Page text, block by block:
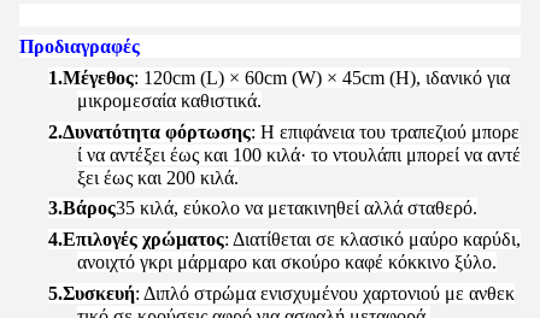
Προδιαγραφές
1.Μέγεθος: 120cm (L) × 60cm (W) × 45cm (H), ιδανικό για
μικρομεσαία καθιστικά.
2.Δυνατότητα φόρτωσης: Η επιφάνεια του τραπεζιού μπορε
ί να αντέξει έως και 100 κιλά· το ντουλάπι μπορεί να αντέ
ξει έως και 200 κιλά.
3.Βάρος35 κιλά, εύκολο να μετακινηθεί αλλά σταθερό.
4.Επιλογές χρώματος: Διατίθεται σε κλασικό μαύρο καρύδι,
ανοιχτό γκρι μάρμαρο και σκούρο καφέ κόκκινο ξύλο.
5.Συσκευή: Διπλό στρώμα ενισχυμένου χαρτονιού με ανθεκ